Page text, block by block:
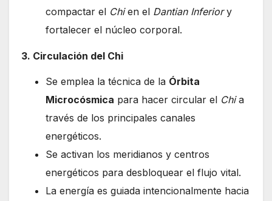
compactar el Chien el Dantian Inferiory
fortalecer el núcleo corporal.
3. Circulación del Chi
Se emplea la técnica de la Órbita
Microcósmica para hacer circular el Chia
través de los principales canales
energéticos.
Se activan los meridianos y centros
energéticos para desbloquear el flujo vital.
La energía es guiada intencionalmente hacia